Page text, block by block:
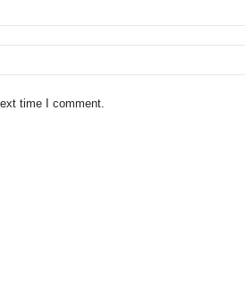
time I comment.